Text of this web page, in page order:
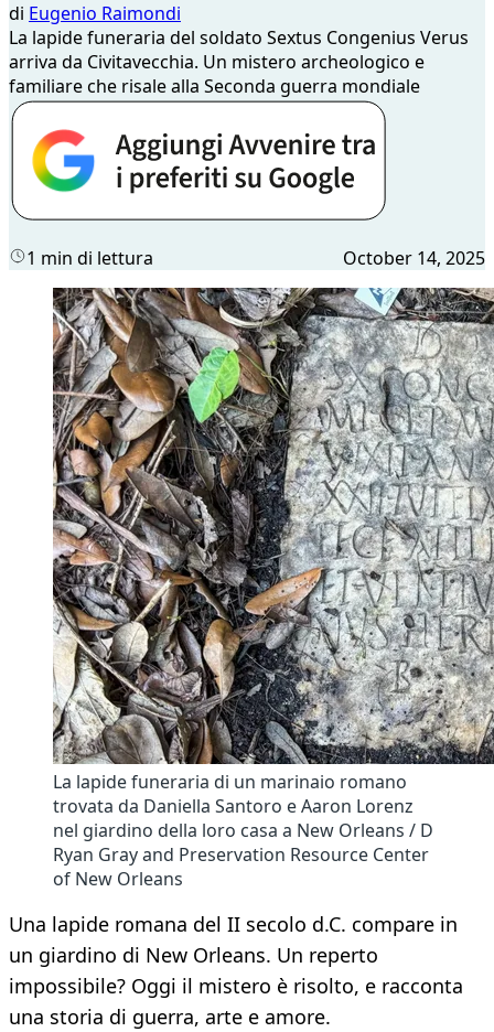
di Eugenio Raimondi
La lapide funeraria del soldato Sextus Congenius Verus
arriva da Civitavecchia. Un mistero archeologico e
familiare che risale alla Seconda guerra mondiale
1 min di lettura October 14, 2025
La lapide funeraria di un marinaio romano
trovata da Daniella Santoro e Aaron Lorenz
nel giardino della loro casa a New Orleans / D
Ryan Gray and Preservation Resource Center
of New Orleans
Una lapide romana del II secolo d.C. compare in
un giardino di New Orleans. Un reperto
impossibile? Oggi il mistero è risolto, e racconta
una storia di guerra, arte e amore.